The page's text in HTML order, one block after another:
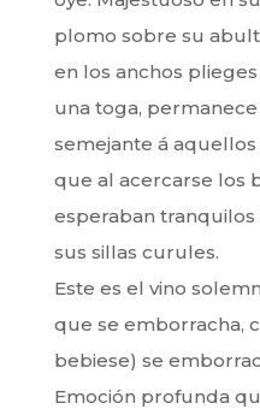
plomo sobre su
en los anchos
una toga,
semejante á
que al acercarse los
esperaban
sus sillas curules.
Este es el vino
que se emborracha,
bebiese) se
Emoción profunda